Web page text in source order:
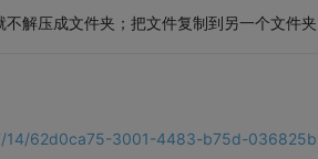
解压成文件夹；把文件复制到另一个文件
14/62d0ca75-3001-4483-b75d-